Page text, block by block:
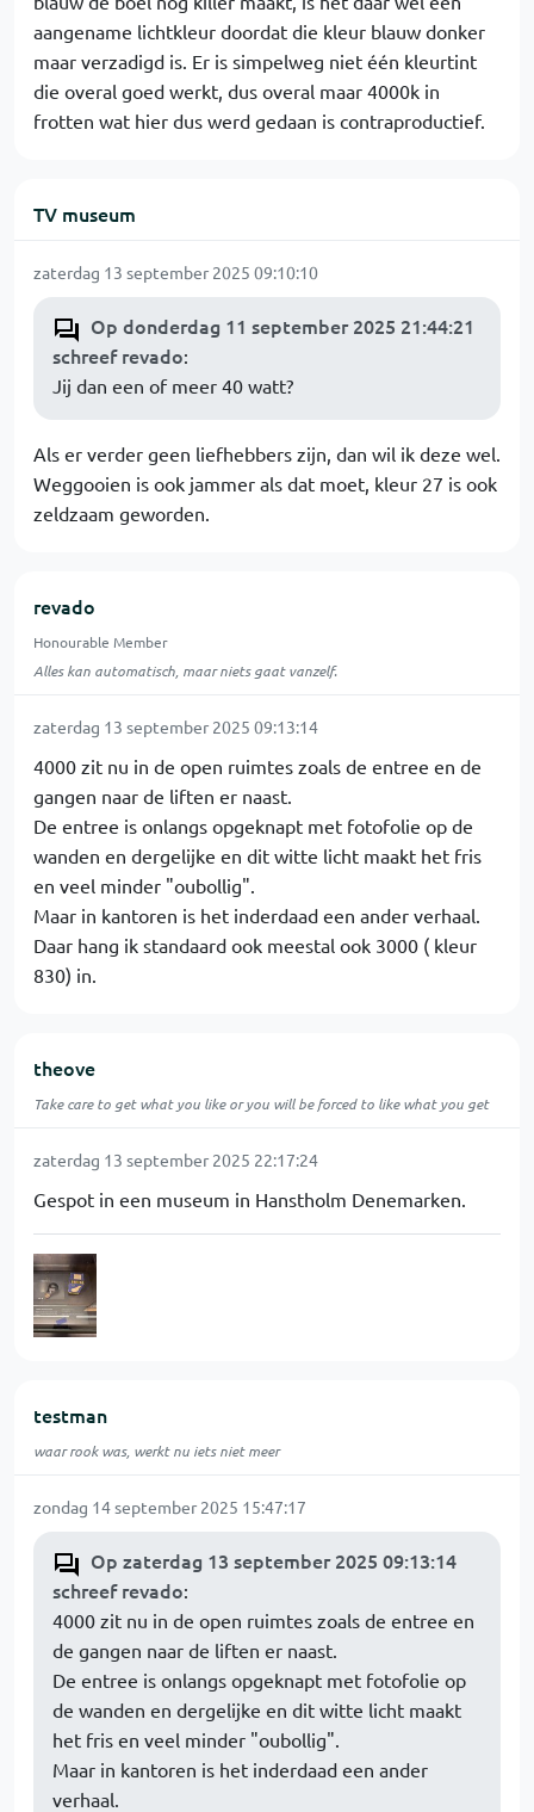
aangename lichtkleur doordat die kleur blauw donker
maar verzadigd is. Er is simpelweg niet één kleurtint
die overal goed werkt, dus overal maar 4000k in
frotten wat hier dus werd gedaan is contraproductief.
TV museum
zaterdag 13 september 2025 09:10:10
Op donderdag 11 september 2025 21:44:21
schreef revado:
Jij dan een of meer 40 watt?
Als er verder geen liefhebbers zijn, dan wil ik deze wel.
Weggooien is ook jammer als dat moet, kleur 27 is ook
zeldzaam geworden.
revado
Honourable Member
Alles kan automatisch, maar niets gaat vanzelf.
zaterdag 13 september 2025 09:13:14
4000 zit nu in de open ruimtes zoals de entree en de
gangen naar de liften er naast.
De entree is onlangs opgeknapt met fotofolie op de
wanden en dergelijke en dit witte licht maakt het fris
en veel minder "oubollig".
Maar in kantoren is het inderdaad een ander verhaal.
Daar hang ik standaard ook meestal ook 3000 ( kleur
830) in.
theove
Take care to get what you like or you will be forced to like what you get
zaterdag 13 september 2025 22:17:24
Gespot in een museum in Hanstholm Denemarken.
testman
waar rook was, werkt nu iets niet meer
zondag 14 september 2025 15:47:17
Op zaterdag 13 september 2025 09:13:14
schreef revado:
4000 zit nu in de open ruimtes zoals de entree en
de gangen naar de liften er naast.
De entree is onlangs opgeknapt met fotofolie op
de wanden en dergelijke en dit witte licht maakt
het fris en veel minder "oubollig".
Maar in kantoren is het inderdaad een ander
verhaal.